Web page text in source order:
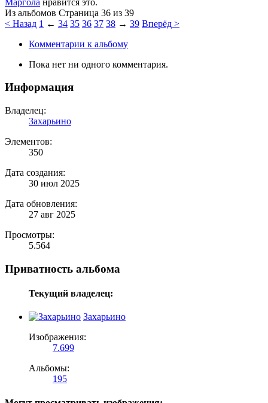
Страница 36 из 39
< Назад 1 ← 34 35 36 37 38 → 39 Вперёд >
Комментарии к альбому
Пока нет ни одного комментария.
Информация
Владелец:
Захарьино
Элементов:
350
Дата создания:
30 июл 2025
Дата обновления:
27 авг 2025
Просмотры:
5.564
Приватность альбома
Текущий владелец:
Захарьино
Изображения:
7.699
Альбомы:
195